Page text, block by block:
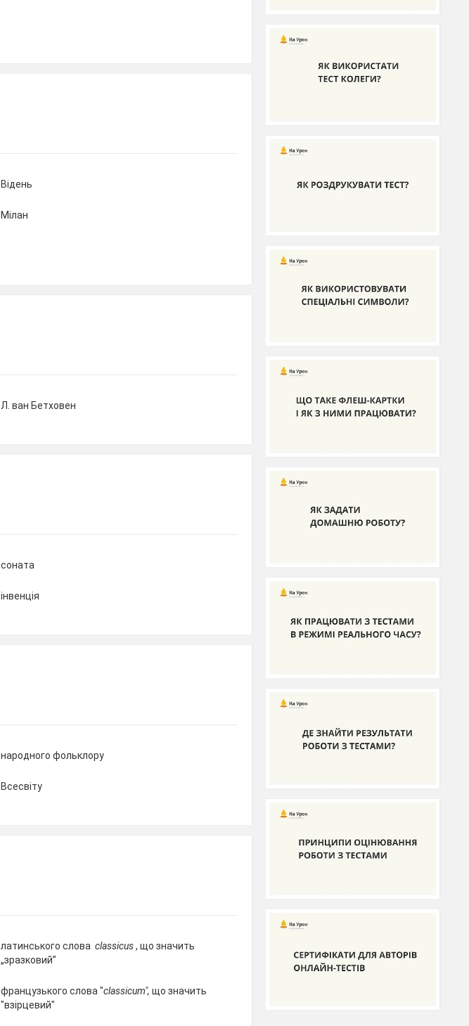
Відень
Мілан
Л. ван Бетховен
соната
інвенція
народного фольклору
Всесвіту
латинського слова classicus, що значить
„зразковий”
французького слова "classicum", що значить
"взірцевий"